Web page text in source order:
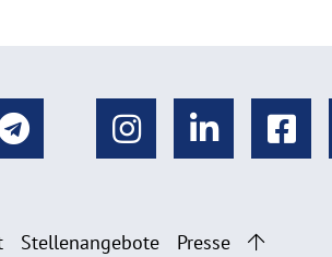
Stellenangebote Presse